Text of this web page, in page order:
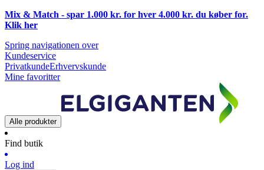
Mix & Match - spar 1.000 kr. for hver 4.000 kr. du køber for.
Klik her
Spring navigationen over
Kundeservice
PrivatkundeErhvervskunde
Mine favoritter
Alle produkter
Find butik
Log ind